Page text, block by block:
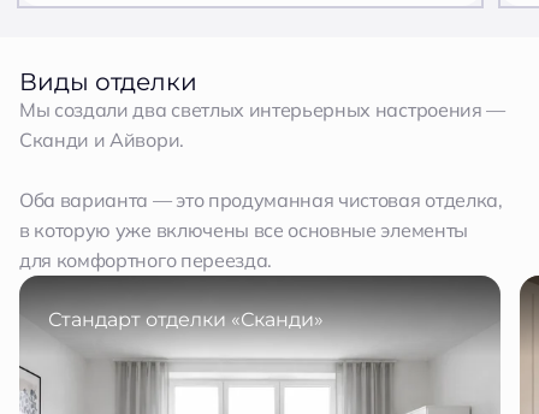
Виды отделки
Мы создали два светлых интерьерных настроения —
Сканди и Айвори.
Оба варианта — это продуманная чистовая отделка,
в которую уже включены все основные элементы
для комфортного переезда.
Стандарт отделки «Сканди»